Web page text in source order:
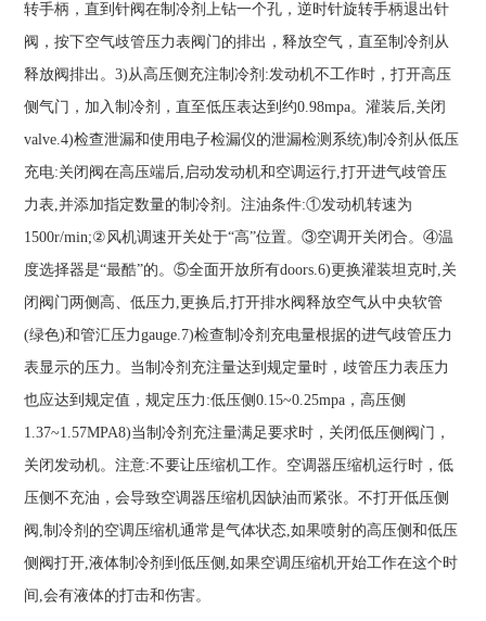
转手柄，直到针阀在制冷剂上钻一个孔，逆时针旋转手柄退出针
阀，按下空气歧管压力表阀门的排出，释放空气，直至制冷剂从
释放阀排出。3)从高压侧充注制冷剂:发动机不工作时，打开高压
侧气门，加入制冷剂，直至低压表达到约0.98mpa。灌装后,关闭
valve.4)检查泄漏和使用电子检漏仪的泄漏检测系统)制冷剂从低压
充电:关闭阀在高压端后,启动发动机和空调运行,打开进气歧管压
力表,并添加指定数量的制冷剂。注油条件:①发动机转速为
1500r/min;②风机调速开关处于“高”位置。③空调开关闭合。④温
度选择器是“最酷”的。⑤全面开放所有doors.6)更换灌装坦克时,关
闭阀门两侧高、低压力,更换后,打开排水阀释放空气从中央软管
(绿色)和管汇压力gauge.7)检查制冷剂充电量根据的进气歧管压力
表显示的压力。当制冷剂充注量达到规定量时，歧管压力表压力
也应达到规定值，规定压力:低压侧0.15~0.25mpa，高压侧
1.37~1.57MPA8)当制冷剂充注量满足要求时，关闭低压侧阀门，
关闭发动机。注意:不要让压缩机工作。空调器压缩机运行时，低
压侧不充油，会导致空调器压缩机因缺油而紧张。不打开低压侧
阀,制冷剂的空调压缩机通常是气体状态,如果喷射的高压侧和低压
侧阀打开,液体制冷剂到低压侧,如果空调压缩机开始工作在这个时
间,会有液体的打击和伤害。